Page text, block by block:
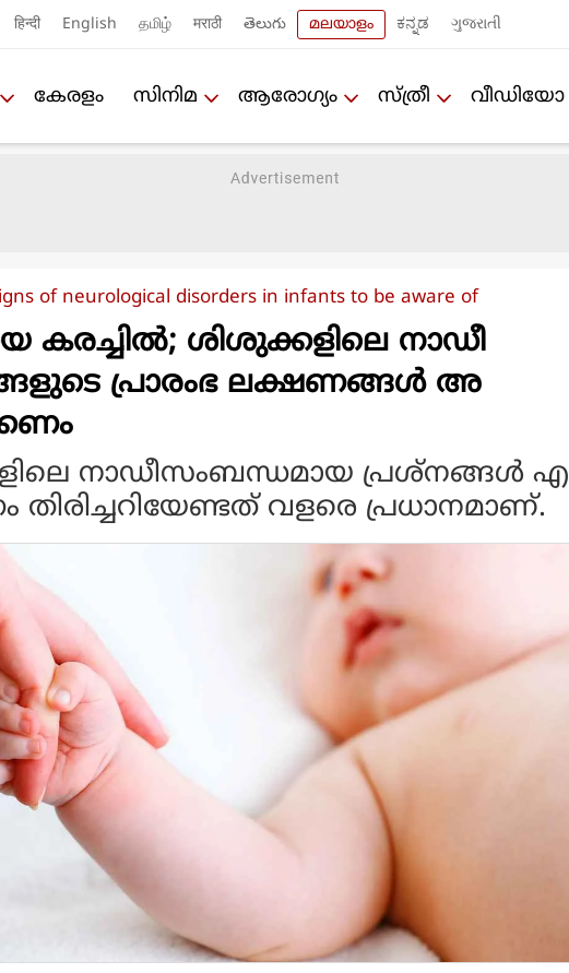
हिन्दी English தமிழ் मराठी తెలుగు മലയാളം ಕನ್ನಡ ગુજરાતી
കേരളം സിനിമ ആരോഗ്യം സ്ത്രീ വീഡിയോ
of neurological disorders in infants to be aware of
കരച്ചില്‍; ശിശുക്കളിലെ നാഡീ
പ്രാരംഭ ലക്ഷണങ്ങള്‍ അ
നാഡീസംബന്ധമായ പ്രശ്‌നങ്ങള്‍ എ
തിരിച്ചറിയേണ്ടത് വളരെ പ്രധാനമാണ്.